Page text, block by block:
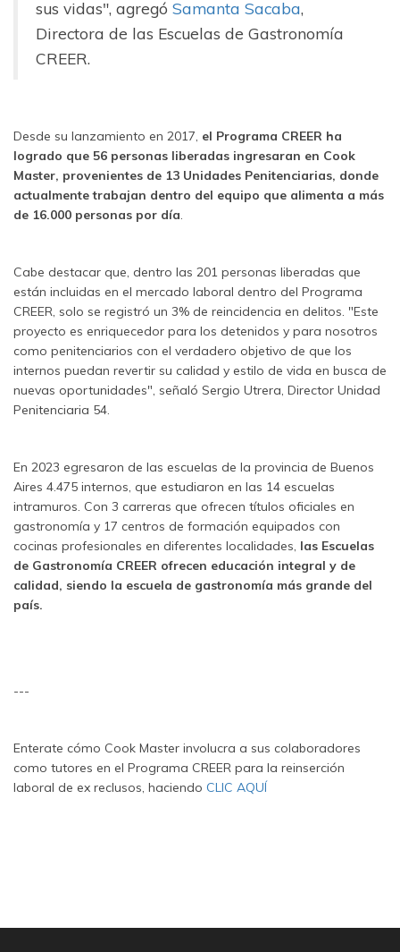
sus vidas", agregó Samanta Sacaba,
Directora de las Escuelas de Gastronomía
CREER.
Desde su lanzamiento en 2017, el Programa CREER ha
logrado que 56 personas liberadas ingresaran en Cook
Master, provenientes de 13 Unidades Penitenciarias, donde
actualmente trabajan dentro del equipo que alimenta a más
de 16.000 personas por día
Cabe destacar que, dentro las 201 personas liberadas que
están incluidas en el mercado laboral dentro del Programa
CREER, solo se registró un 3% de reincidencia en delitos. "Este
proyecto es enriquecedor para los detenidos y para nosotros
como penitenciarios con el verdadero objetivo de que los
internos puedan revertir su calidad y estilo de vida en busca de
nuevas oportunidades", señaló Sergio Utrera, Director Unidad
Penitenciaria 54.
En 2023 egresaron de las escuelas de la provincia de Buenos
Aires 4.475 internos, que estudiaron en las 14 escuelas
intramuros. Con 3 carreras que ofrecen títulos oficiales en
gastronomía y 17 centros de formación equipados con
cocinas profesionales en diferentes localidades, las Escuelas
de Gastronomía CREER ofrecen educación integral y de
calidad, siendo la escuela de gastronomía más grande del
país.
---
Enterate cómo Cook Master involucra a sus colaboradores
como tutores en el Programa CREER para la reinserción
laboral de ex reclusos, haciendo CLIC AQUÍ